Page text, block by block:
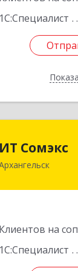
1С:Специалист
ИТ Сомэкс
Клиентов на
1С:Специалист